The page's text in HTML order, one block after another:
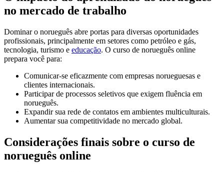
no mercado de trabalho
Dominar o norueguês abre portas para diversas oportunidades
profissionais, principalmente em setores como petróleo e gás,
tecnologia, turismo e educação. O curso de norueguês online
prepara você para:
Comunicar-se eficazmente com empresas norueguesas e
clientes internacionais.
Participar de processos seletivos que exigem fluência em
norueguês.
Expandir sua rede de contatos em ambientes multiculturais.
Aumentar sua competitividade no mercado global.
Considerações finais sobre o curso de
norueguês online